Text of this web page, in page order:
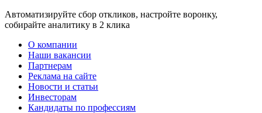
Автоматизируйте сбор откликов, настройте воронку,
собирайте аналитику в 2 клика
О компании
Наши вакансии
Партнерам
Реклама на сайте
Новости и статьи
Инвесторам
Кандидаты по профессиям